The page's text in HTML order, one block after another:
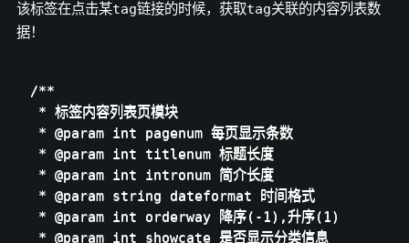
该标签在点击某tag链接的时候，获取tag关联的内容列表数
据！
/**
* 标签内容列表页模块
* @param int pagenum 每页显示条数
* @param int titlenum 标题长度
* @param int intronum 简介长度
* @param string dateformat 时间格式
* @param int orderway 降序(-1),升序(1)
* @param int showcate 是否显示分类信息